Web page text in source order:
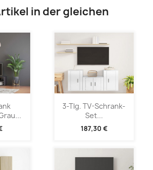
in der gleichen
3-Tlg. TV-Schrank-
Set...
187,30 €